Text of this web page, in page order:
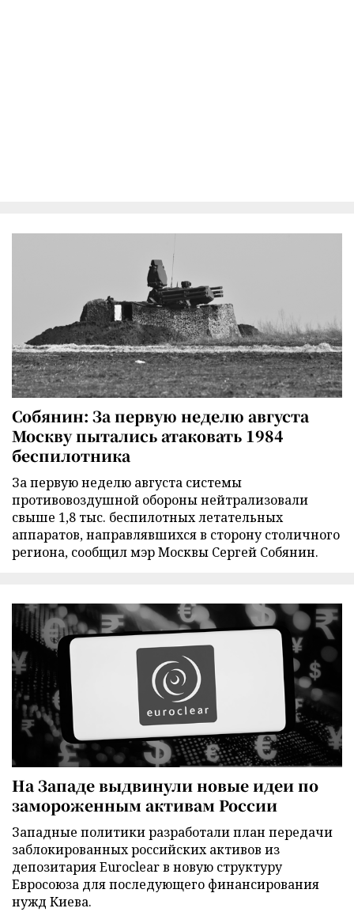
Собянин: За первую неделю августа
Москву пытались атаковать 1984
беспилотника
За первую неделю августа системы
противовоздушной обороны нейтрализовали
свыше 1,8 тыс. беспилотных летательных
аппаратов, направлявшихся в сторону столичного
региона, сообщил мэр Москвы Сергей Собянин.
На Западе выдвинули новые идеи по
замороженным активам России
Западные политики разработали план передачи
заблокированных российских активов из
депозитария Euroclear в новую структуру
Евросоюза для последующего финансирования
нужд Киева.